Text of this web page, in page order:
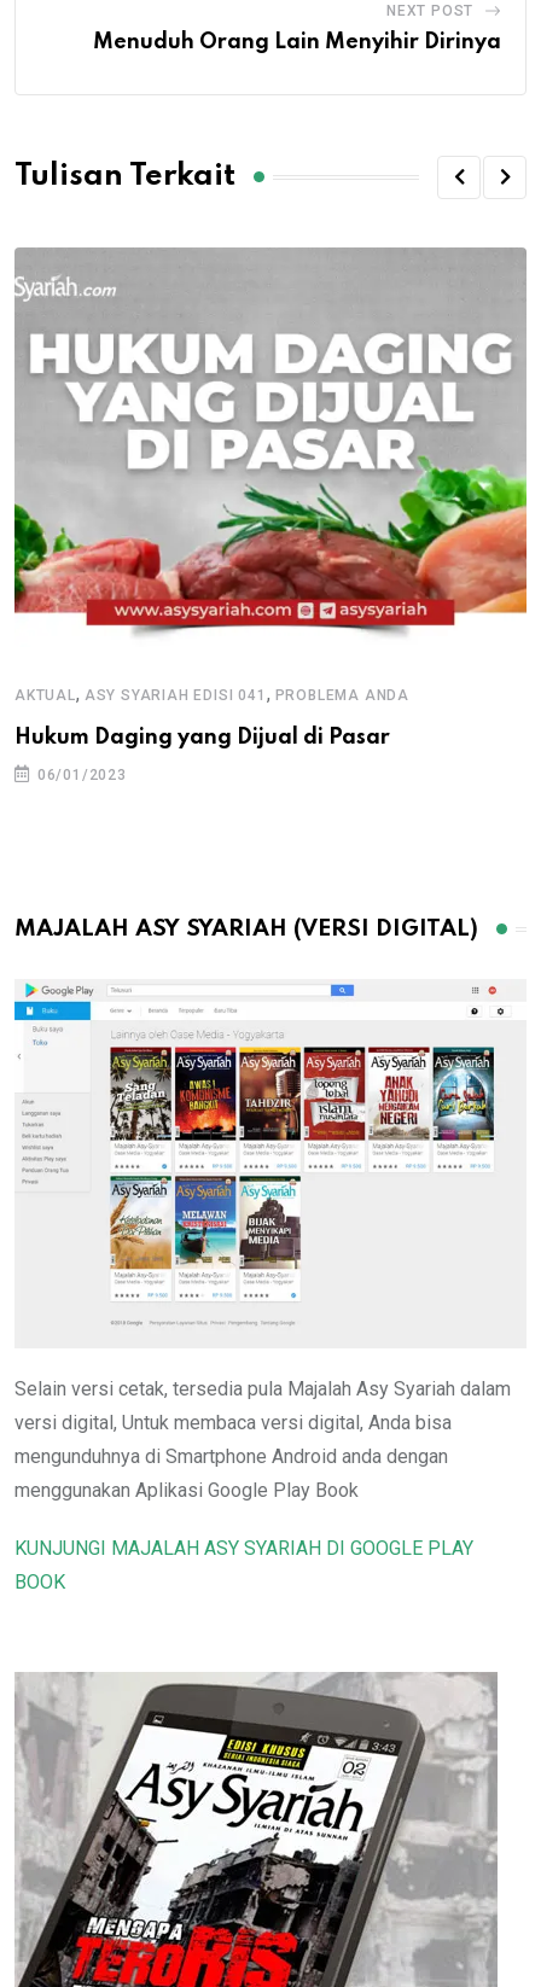
NEXT POST
Menuduh Orang Lain Menyihir Dirinya
Tulisan Terkait
AKTUAL, ASY SYARIAH EDISI 041 , PROBLEMA ANDA
Hukum Daging yang Dijual di Pasar
06/01/2023
MAJALAH ASY SYARIAH (VERSI DIGITAL)
Selain versi cetak, tersedia pula Majalah Asy Syariah dalam
versi digital, Untuk membaca versi digital, Anda bisa
mengunduhnya di Smartphone Android anda dengan
menggunakan Aplikasi Google Play Book
KUNJUNGI MAJALAH ASY SYARIAH DI GOOGLE PLAY
BOOK